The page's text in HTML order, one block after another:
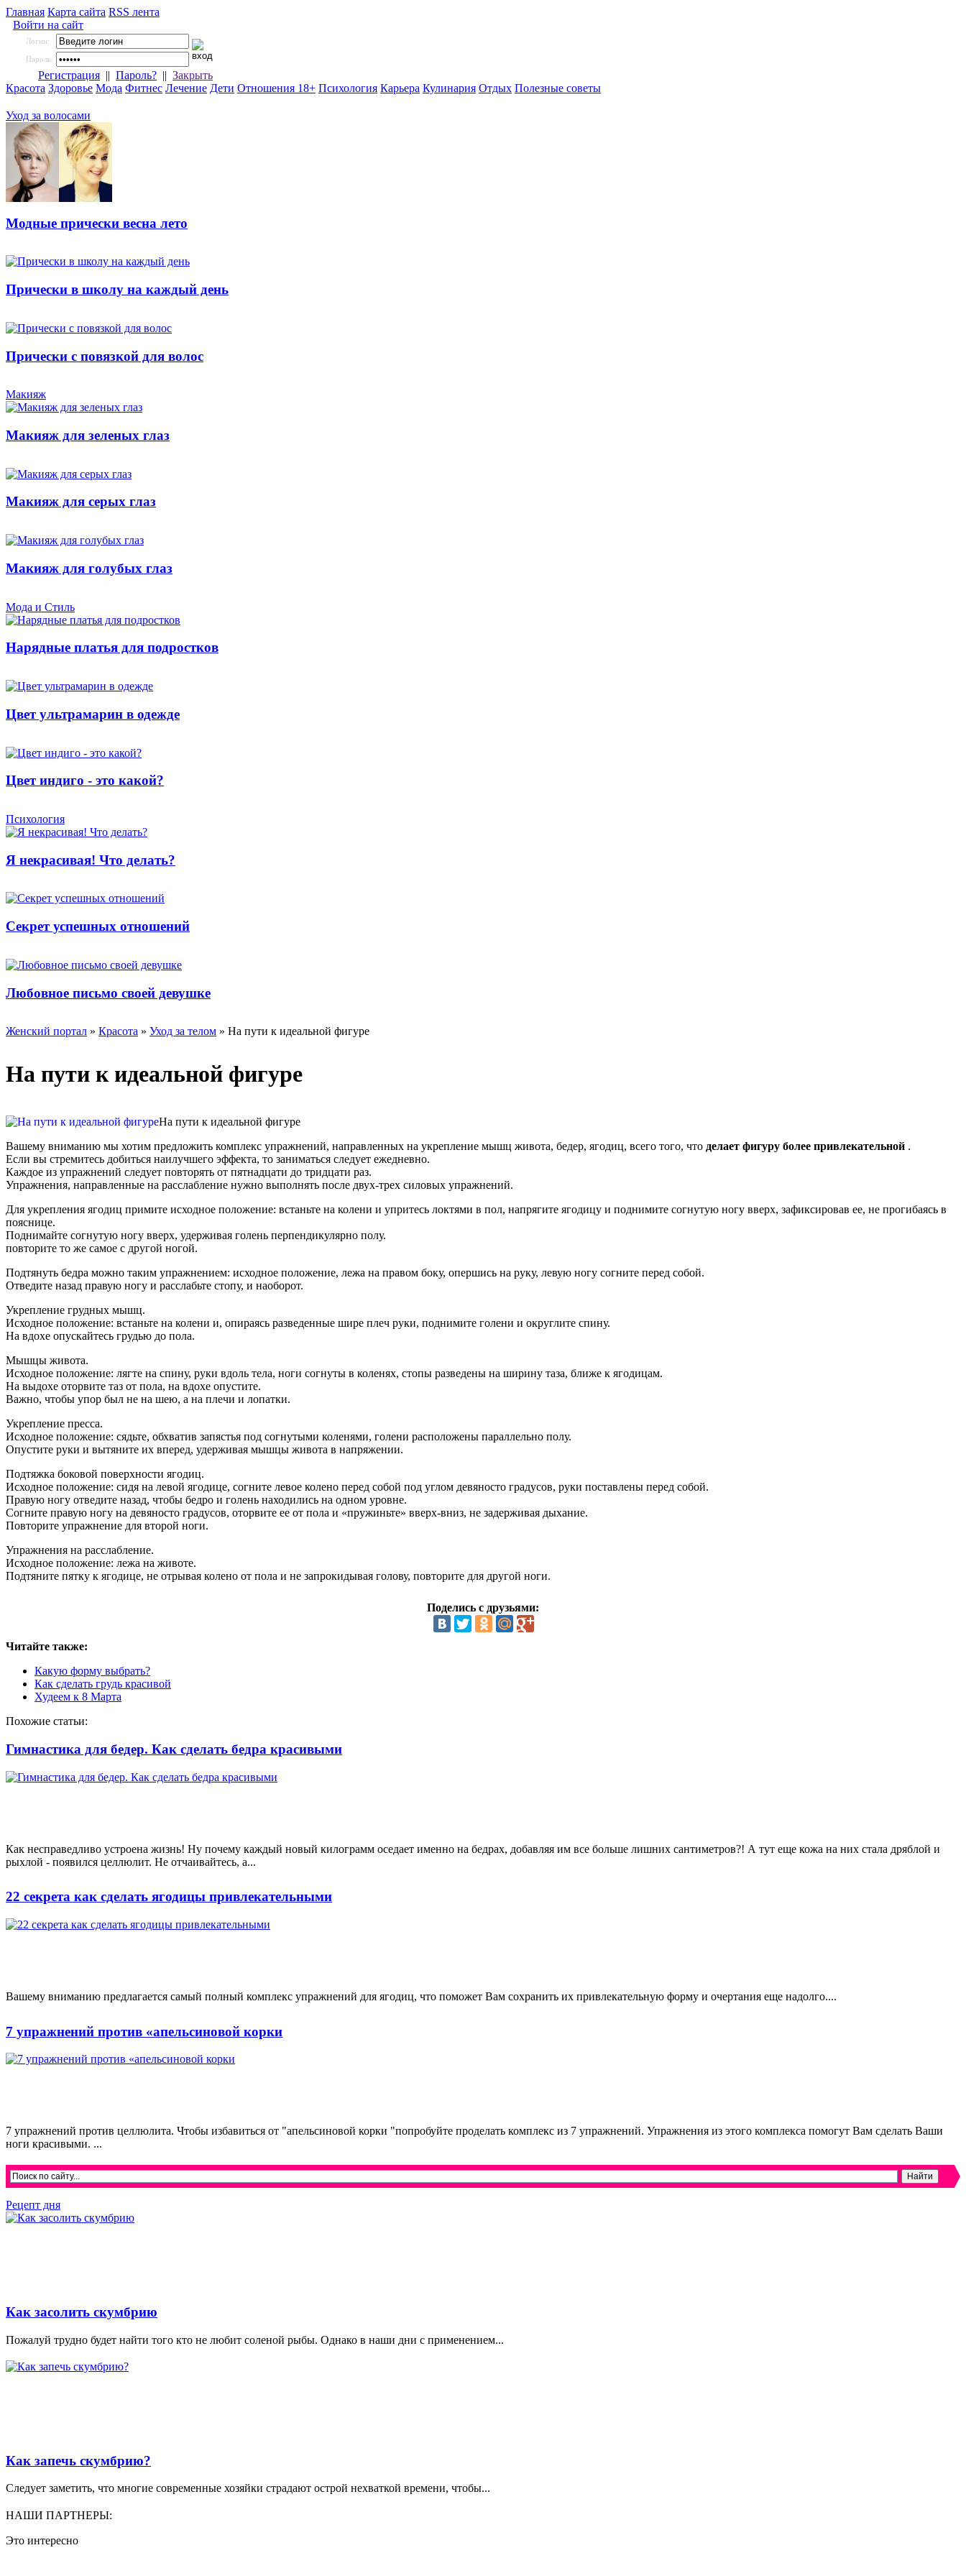
Главная Карта сайта RSS лента
Войти на сайт
Логин:
Пароль:
Регистрация || Пароль? || Закрыть
Красота Здоровье Мода Фитнес Лечение Дети Отношения 18+ Психология Карьера Кулинария Отдых Полезные советы
Уход за волосами
Модные прически весна лето
Прически в школу на каждый день
Прически с повязкой для волос
Макияж
Макияж для зеленых глаз
Макияж для серых глаз
Макияж для голубых глаз
Мода и Стиль
Нарядные платья для подростков
Цвет ультрамарин в одежде
Цвет индиго - это какой?
Психология
Я некрасивая! Что делать?
Секрет успешных отношений
Любовное письмо своей девушке
Женский портал » Красота » Уход за телом » На пути к идеальной фигуре
На пути к идеальной фигуре
На пути к идеальной фигуре
Вашему вниманию мы хотим предложить комплекс упражнений, направленных на укрепление мышц живота, бедер, ягодиц, всего того, что делает фигуру более привлекательной .
Если вы стремитесь добиться наилучшего эффекта, то заниматься следует ежедневно.
Каждое из упражнений следует повторять от пятнадцати до тридцати раз.
Упражнения, направленные на расслабление нужно выполнять после двух-трех силовых упражнений.
Для укрепления ягодиц примите исходное положение: встаньте на колени и упритесь локтями в пол, напрягите ягодицу и поднимите согнутую ногу вверх, зафиксировав ее, не прогибаясь в
пояснице.
Поднимайте согнутую ногу вверх, удерживая голень перпендикулярно полу.
повторите то же самое с другой ногой.
Подтянуть бедра можно таким упражнением: исходное положение, лежа на правом боку, опершись на руку, левую ногу согните перед собой.
Отведите назад правую ногу и расслабьте стопу, и наоборот.
Укрепление грудных мышц.
Исходное положение: встаньте на колени и, опираясь разведенные шире плеч руки, поднимите голени и округлите спину.
На вдохе опускайтесь грудью до пола.
Мышцы живота.
Исходное положение: лягте на спину, руки вдоль тела, ноги согнуты в коленях, стопы разведены на ширину таза, ближе к ягодицам.
На выдохе оторвите таз от пола, на вдохе опустите.
Важно, чтобы упор был не на шею, а на плечи и лопатки.
Укрепление пресса.
Исходное положение: сядьте, обхватив запястья под согнутыми коленями, голени расположены параллельно полу.
Опустите руки и вытяните их вперед, удерживая мышцы живота в напряжении.
Подтяжка боковой поверхности ягодиц.
Исходное положение: сидя на левой ягодице, согните левое колено перед собой под углом девяносто градусов, руки поставлены перед собой.
Правую ногу отведите назад, чтобы бедро и голень находились на одном уровне.
Согните правую ногу на девяносто градусов, оторвите ее от пола и «пружиньте» вверх-вниз, не задерживая дыхание.
Повторите упражнение для второй ноги.
Упражнения на расслабление.
Исходное положение: лежа на животе.
Подтяните пятку к ягодице, не отрывая колено от пола и не запрокидывая голову, повторите для другой ноги.
Поделись с друзьями:
Читайте также:
Какую форму выбрать?
Как сделать грудь красивой
Худеем к 8 Марта
Похожие статьи:
Гимнастика для бедер. Как сделать бедра красивыми
Как несправедливо устроена жизнь! Ну почему каждый новый килограмм оседает именно на бедрах, добавляя им все больше лишних сантиметров?! А тут еще кожа на них стала дряблой и
рыхлой - появился целлюлит. Не отчаивайтесь, а...
22 секрета как сделать ягодицы привлекательными
Вашему вниманию предлагается самый полный комплекс упражнений для ягодиц, что поможет Вам сохранить их привлекательную форму и очертания еще надолго....
7 упражнений против «апельсиновой корки
7 упражнений против целлюлита. Чтобы избавиться от "апельсиновой корки "попробуйте проделать комплекс из 7 упражнений. Упражнения из этого комплекса помогут Вам сделать Ваши
ноги красивыми. ...
Рецепт дня
Как засолить скумбрию
Пожалуй трудно будет найти того кто не любит соленой рыбы. Однако в наши дни с применением...
Как запечь скумбрию?
Следует заметить, что многие современные хозяйки страдают острой нехваткой времени, чтобы...
НАШИ ПАРТНЕРЫ:
Это интересно